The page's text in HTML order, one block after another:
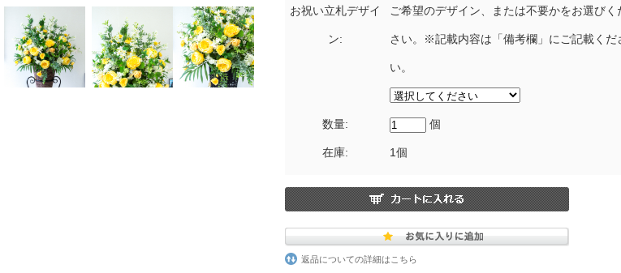
お祝い立札デザイ
ン:
ご希望のデザイン、または不要かをお選びく
さい。※記載内容は「備考欄」にご記載くだ
い。
数量: 個
在庫: 1個
返品についての詳細はこちら